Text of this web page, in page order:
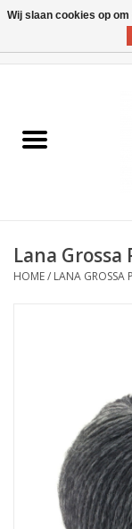
Machines
Hobby/Knutselen
Lana Grossa
HOME/ LANA GROSSA
Wij slaan cookies op